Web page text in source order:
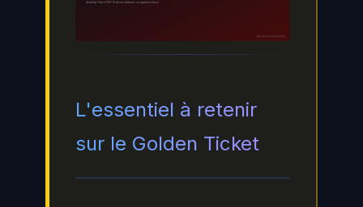
Granting Ticket (TGT) Kerberos arbitraire en signant celui-ci…
ayinedjimi-consultants.fr
L'essentiel à retenir
sur le Golden Ticket